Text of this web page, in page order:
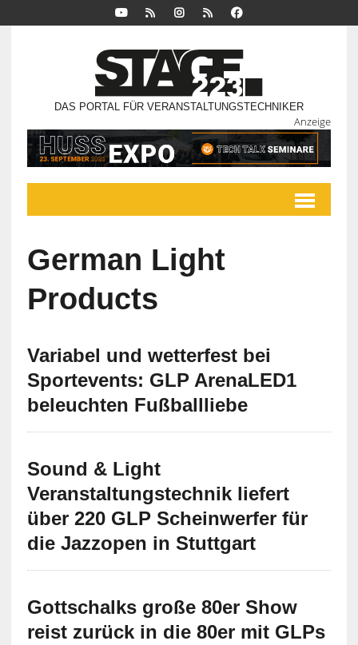
DAS PORTAL FÜR VERANSTALTUNGSTECHNIKER
Anzeige
German Light
Products
Variabel und wetterfest bei
Sportevents: GLP ArenaLED1
beleuchten Fußballliebe
Sound & Light
Veranstaltungstechnik liefert
über 220 GLP Scheinwerfer für
die Jazzopen in Stuttgart
Gottschalks große 80er Show
reist zurück in die 80er mit GLPs